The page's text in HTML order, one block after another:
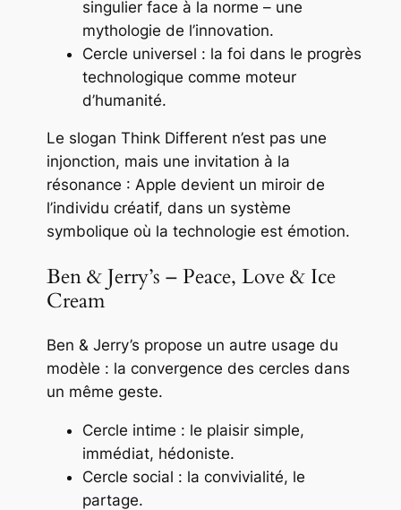
singulier face à la norme – une
mythologie de l’innovation.
Cercle universel : la foi dans le progrès
technologique comme moteur
d’humanité.
Le slogan Think Differentn’est pas une
injonction, mais une invitation à la
résonance : Apple devient un miroir de
l’individu créatif, dans un système
symbolique où la technologie est émotion.
Ben & Jerry’s – Peace, Love & Ice
Cream
Ben & Jerry’s propose un autre usage du
modèle : la convergence des cercles dans
un même geste.
Cercle intime : le plaisir simple,
immédiat, hédoniste.
Cercle social : la convivialité, le
partage.